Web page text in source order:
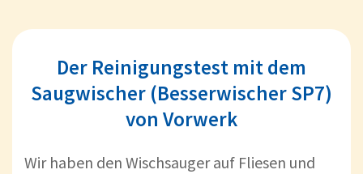
Der Reinigungstest mit dem
Saugwischer (Besserwischer SP7)
von Vorwerk
Wir haben den Wischsauger auf Fliesen und